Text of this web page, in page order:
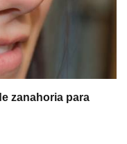
zanahoria para